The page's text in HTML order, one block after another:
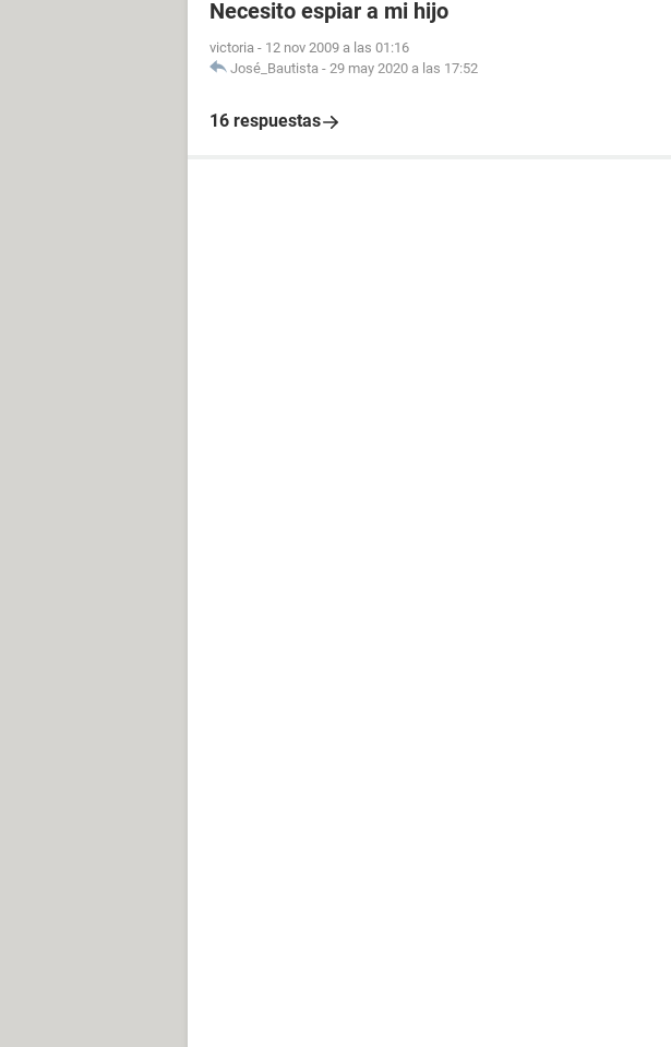
Necesito espiar a mi hijo
victoria - 12 nov 2009 a las 01:16
José_Bautista - 29 may 2020 a las 17:52
16 respuestas